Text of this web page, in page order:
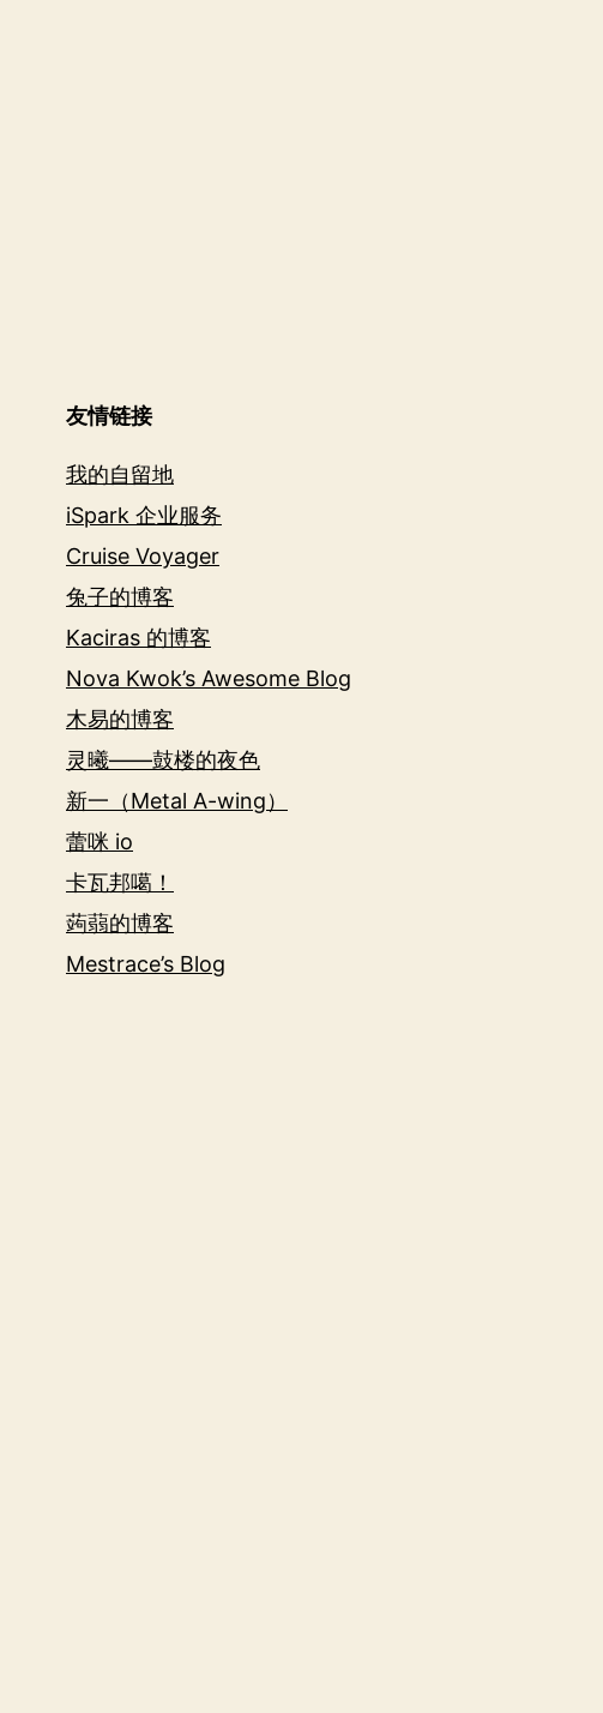
友情链接
我的自留地
iSpark 企业服务
Cruise Voyager
兔子的博客
Kaciras 的博客
Nova Kwok’s Awesome Blog
木易的博客
灵曦——鼓楼的夜色
新一（Metal A-wing）
蕾咪 io
卡瓦邦噶！
蒟蒻的博客
Mestrace’s Blog